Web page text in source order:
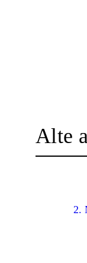
Alte
2.